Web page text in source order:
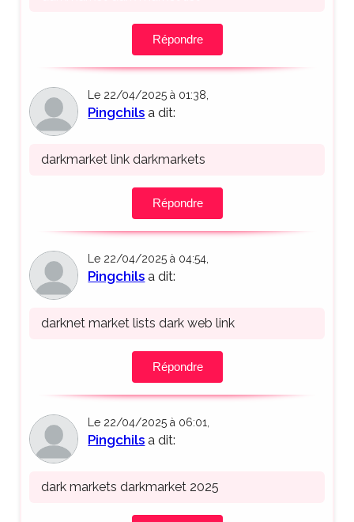
Répondre
Le 22/04/2025 à 01:38,
Pingchils a dit:
darkmarket link darkmarkets
Répondre
Le 22/04/2025 à 04:54,
Pingchils a dit:
darknet market lists dark web link
Répondre
Le 22/04/2025 à 06:01,
Pingchils a dit:
dark markets darkmarket 2025